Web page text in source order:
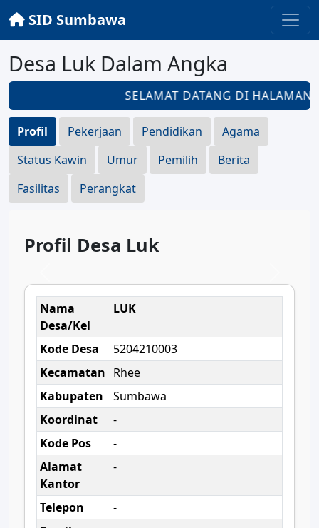
SID Sumbawa
Desa Luk Dalam Angka
SELAMAT DATANG DI HALAMAN
Profil Pekerjaan Pendidikan
Agama
Status Kawin
Umur Pemilih
Berita
Fasilitas
Perangkat
Profil Desa Luk
Nama
Desa/Kel
LUK
Kode Desa
5204210003
Kecamatan Rhee
Kabupaten
Sumbawa
Koordinat
-
Kode Pos
-
Alamat
Kantor
-
Telepon
-